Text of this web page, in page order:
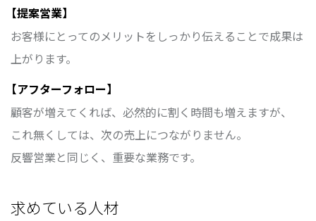
【提案営業】
お客様にとってのメリットをしっかり伝えることで成果は
上がります。
【アフターフォロー】
顧客が増えてくれば、必然的に割く時間も増えますが、
これ無くしては、次の売上につながりません。
反響営業と同じく、重要な業務です。
求めている人材